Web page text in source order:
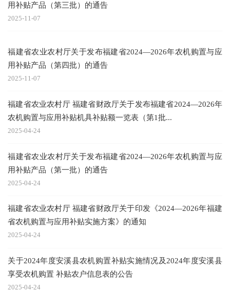
用补贴产品（第三批）的通告
2025-11-07
福建省农业农村厅关于发布福建省2024—2026年农机购置与应
用补贴产品（第四批）的通告
2025-11-07
福建省农业农村厅 福建省财政厅关于发布福建省2024—2026年
农机购置与应用补贴机具补贴额一览表（第1批...
2025-04-24
福建省农业农村厅关于发布福建省2024—2026年农机购置与应
用补贴产品（第一批）的通告
2025-04-24
福建省农业农村厅 福建省财政厅关于印发《2024—2026年福建
省农机购置与应用补贴实施方案》的通知
2025-04-24
关于2024年度安溪县农机购置补贴实施情况及2024年度安溪县
享受农机购置 补贴农户信息表的公告
2025-04-24